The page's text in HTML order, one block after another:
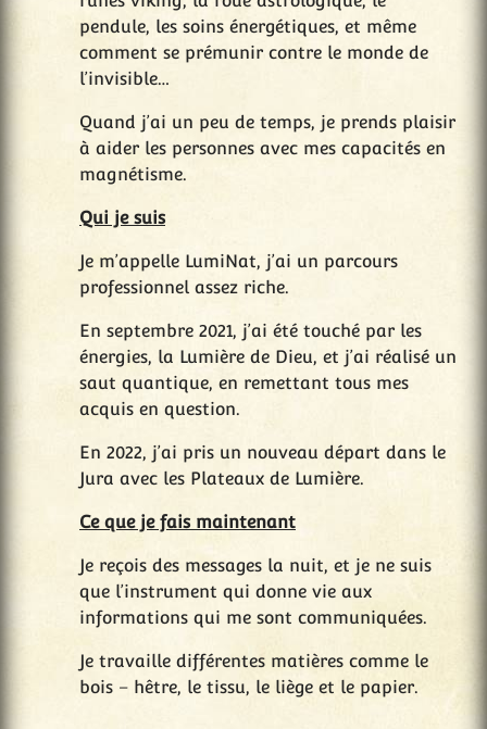
pendule, les soins énergétiques, et même
comment se prémunir contre le monde de
l’invisible…
Quand j’ai un peu de temps, je prends plaisir
à aider les personnes avec mes capacités en
magnétisme.
Qui je suis
Je m’appelle LumiNat, j’ai un parcours
professionnel assez riche.
En septembre 2021, j’ai été touché par les
énergies, la Lumière de Dieu, et j’ai réalisé un
saut quantique, en remettant tous mes
acquis en question.
En 2022, j’ai pris un nouveau départ dans le
Jura avec les Plateaux de Lumière.
Ce que je fais maintenant
Je reçois des messages la nuit, et je ne suis
que l’instrument qui donne vie aux
informations qui me sont communiquées.
Je travaille différentes matières comme le
bois – hêtre, le tissu, le liège et le papier.